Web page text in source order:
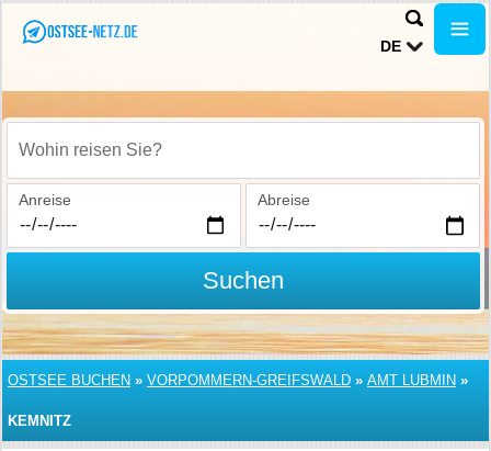
DE
Wohin reisen Sie?
Anreise Abreise
Suchen
OSTSEE BUCHEN » VORPOMMERN-GREIFSWALD » AMT LUBMIN »
KEMNITZ